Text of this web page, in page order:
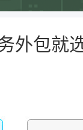
外包就